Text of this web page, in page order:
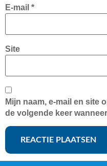
E-mail *
Site
Mijn naam, e-mail en site
de volgende keer